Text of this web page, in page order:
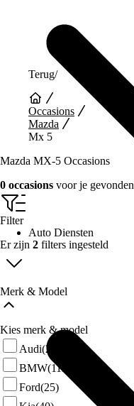
Auto Diensten
Terug/
Occasions
Mazda
Mx 5
Mazda MX-5 Occasions
0 occasions voor je gevonden
Filter
Er zijn 2 filters ingesteld
Merk & Model
Kies merk & model
Audi(29)
BMW(111)
Ford(25)